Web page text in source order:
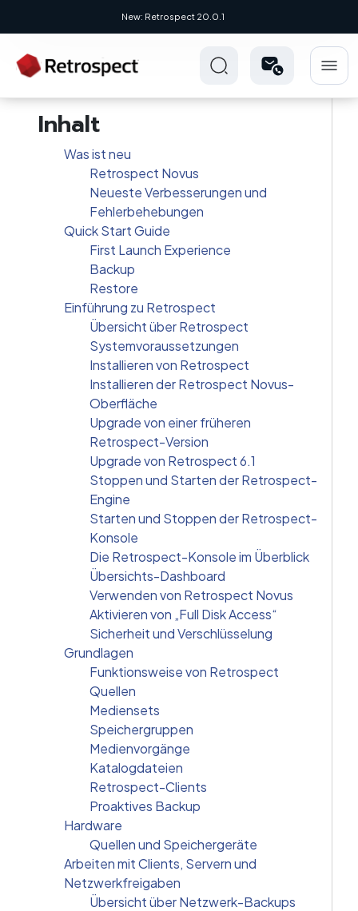
New: Retrospect 20.0.1
Inhalt
Was ist neu
Retrospect Novus
Neueste Verbesserungen und
Fehlerbehebungen
Quick Start Guide
First Launch Experience
Backup
Restore
Einführung zu Retrospect
Übersicht über Retrospect
Systemvoraussetzungen
Installieren von Retrospect
Installieren der Retrospect Novus-
Oberfläche
Upgrade von einer früheren
Retrospect-Version
Upgrade von Retrospect 6.1
Stoppen und Starten der Retrospect-
Engine
Starten und Stoppen der Retrospect-
Konsole
Die Retrospect-Konsole im Überblick
Übersichts-Dashboard
Verwenden von Retrospect Novus
Aktivieren von „Full Disk Access“
Sicherheit und Verschlüsselung
Grundlagen
Funktionsweise von Retrospect
Quellen
Mediensets
Speichergruppen
Medienvorgänge
Katalogdateien
Retrospect-Clients
Proaktives Backup
Hardware
Quellen und Speichergeräte
Arbeiten mit Clients, Servern und
Netzwerkfreigaben
Übersicht über Netzwerk-Backups